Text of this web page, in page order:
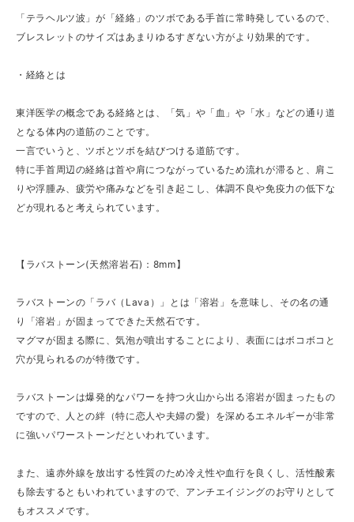
「テラヘルツ波」が「経絡」のツボである手首に常時発しているので、
ブレスレットのサイズはあまりゆるすぎない方がより効果的です。
・経絡とは
東洋医学の概念である経絡とは、「気」や「血」や「水」などの通り道
となる体内の道筋のことです。
一言でいうと、ツボとツボを結びつける道筋です。
特に手首周辺の経絡は首や肩につながっているため流れが滞ると、肩こ
りや浮腫み、疲労や痛みなどを引き起こし、体調不良や免疫力の低下な
どが現れると考えられています。
【ラバストーン(天然溶岩石)：8mm】
ラバストーンの「ラバ（Lava）」とは「溶岩」を意味し、その名の通
り「溶岩」が固まってできた天然石です。
マグマが固まる際に、気泡が噴出することにより、表面にはボコボコと
穴が見られるのが特徴です。
ラバストーンは爆発的なパワーを持つ火山から出る溶岩が固まったもの
ですので、人との絆（特に恋人や夫婦の愛）を深めるエネルギーが非常
に強いパワーストーンだといわれています。
また、遠赤外線を放出する性質のため冷え性や血行を良くし、活性酸素
も除去するともいわれていますので、アンチエイジングのお守りとして
もオススメです。